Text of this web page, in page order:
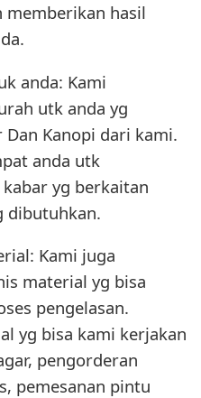
memberikan hasil
anda: Kami
utk anda yg
Dan Kanopi dari kami.
anda utk
yg berkaitan
dibutuhkan.
Kami juga
material yg bisa
pengelasan.
yg bisa kami kerjakan
pengorderan
pemesanan pintu